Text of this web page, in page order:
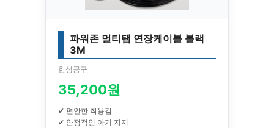
파워존 멀티탭 연장케이블 블랙
3M
한성공구
35,200원
✔ 편안한 착용감
✔ 안정적인 아기 지지